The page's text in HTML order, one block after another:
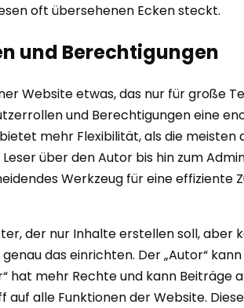
oft übersehenen Ecken steckt.
und Berechtigungen
Website etwas, das nur für große
und Berechtigungen eine
mehr Flexibilität, als die
über den Autor bis hin zum
Werkzeug für eine
der nur Inhalte erstellen soll,
das einrichten. Der „Autor“
hat mehr Rechte und kann
auf alle Funktionen der Website.